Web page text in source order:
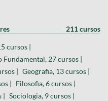
211 cursos
cursos |
Fundamental, 27 cursos |
| Geografia, 13 cursos |
| Filosofia, 6 cursos |
| Sociologia, 9 cursos |